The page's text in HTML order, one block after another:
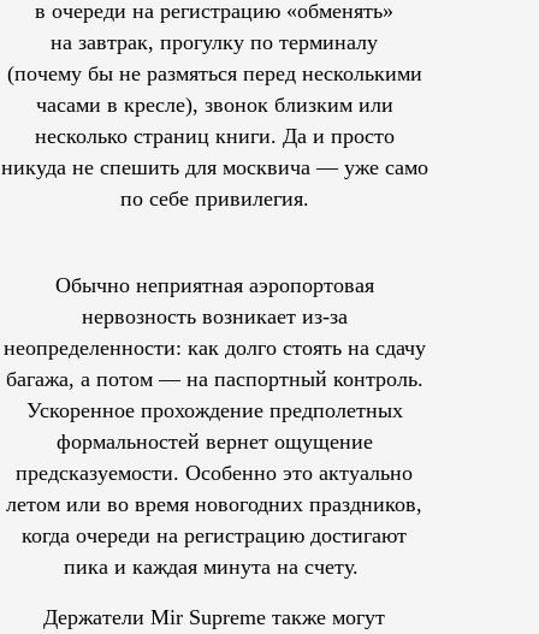
в очереди на регистрацию «обменять»
на завтрак, прогулку по терминалу
(почему бы не размяться перед несколькими
часами в кресле), звонок близким или
несколько страниц книги. Да и просто
никуда не спешить для москвича — уже само
по себе привилегия.
Обычно неприятная аэропортовая
нервозность возникает из-за
неопределенности: как долго стоять на сдачу
багажа, а потом — на паспортный контроль.
Ускоренное прохождение предполетных
формальностей вернет ощущение
предсказуемости. Особенно это актуально
летом или во время новогодних праздников,
когда очереди на регистрацию достигают
пика и каждая минута на счету.
Держатели Mir Supreme также могут